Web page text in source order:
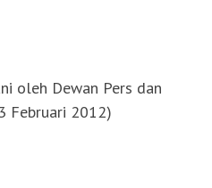
oleh Dewan Pers dan
Februari 2012)